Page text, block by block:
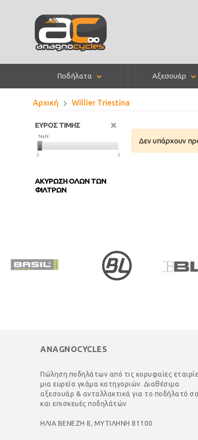
Ποδήλατα Αξεσουάρ
Αρχική Willier Triestina
ΕΥΡΟΣ ΤΙΜΗΣ
NaN
NaN
0 0
ΑΚΥΡΩΣΗ ΟΛΩΝ ΤΩΝ
ΦΙΛΤΡΩΝ
Δεν υπάρχουν
ANAGNOCYCLES
Πώληση ποδηλάτων από τις κορυφαίες
μια ευρεία γκάμα κατηγοριών. Διαθέσιμα
αξεσουάρ & ανταλλακτικά για το ποδήλατό
και επισκευές ποδηλάτών
ΗΛΙΑ ΒΕΝΕΖΗ 8, ΜΥΤΙΛΗΝΗ 81100